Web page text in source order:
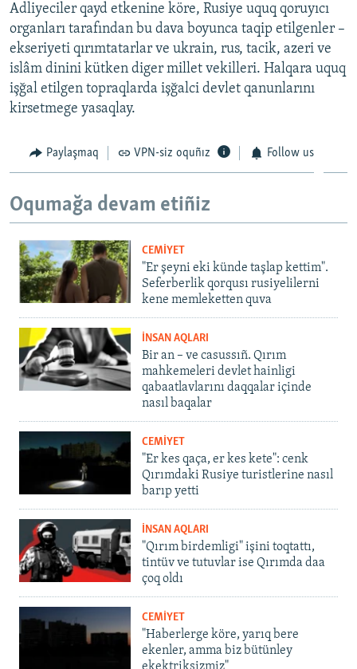
Adliyeciler qayd etkenine köre, Rusiye uquq qoruyıcı
organları tarafından bu dava boyunca taqip etilgenler –
ekseriyeti qırımtatarlar ve ukrain, rus, tacik, azeri ve
islâm dinini kütken diger millet vekilleri. Halqara uquq
işğal etilgen topraqlarda işğalci devlet qanunlarını
kirsetmege yasaqlay.
Paylaşmaq VPN-siz oquñız Follow us
Oqumağa devam etiñiz
CEMİYET
"Er şeyni eki künde taşlap kettim".
Seferberlik qorqusı rusiyelilerni
kene memleketten quva
İNSAN AQLARI
Bir an – ve casussıñ. Qırım
mahkemeleri devlet hainligi
qabaatlavlarını daqqalar içinde
nasıl baqalar
CEMİYET
"Er kes qaça, er kes kete": cenk
Qırımdaki Rusiye turistlerine nasıl
barıp yetti
İNSAN AQLARI
"Qırım birdemligi" işini toqtattı,
tintüv ve tutuvlar ise Qırımda daa
çoq oldı
CEMİYET
"Haberlerge köre, yarıq bere
ekenler, amma biz bütünley